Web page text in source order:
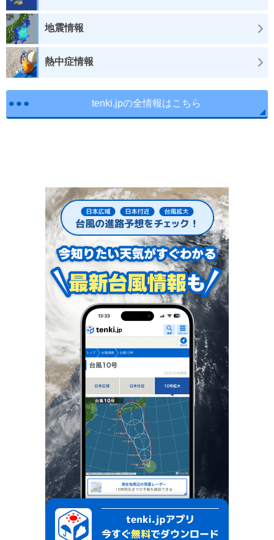
地震情報
熱中症情報
tenki.jpの全情報はこちら